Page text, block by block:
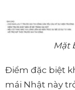
Mặt
Điểm đặc biệt
mái Nhật này